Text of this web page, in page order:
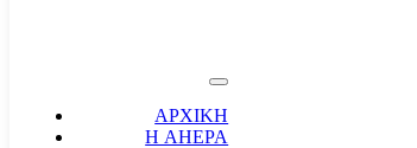
ΑΡΧΙΚΗ
Η AHEPA